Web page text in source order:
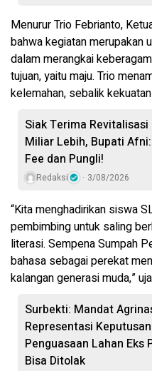
Menurur Trio Febrianto,
bahwa kegiatan merupakan
dalam merangkai
tujuan, yaitu maju. Trio
kelemahan, sebalik
Siak Terima Revitalisasi
Miliar Lebih, Bupati
Fee dan Pungli!
Redaksi 3/08/2026
“Kita menghadirikan siswa
pembimbing untuk saling
literasi. Sempena Sumpah
bahasa sebagai perekat
kalangan generasi muda,”
Surbekti: Mandat
Representasi
Penguasaan Lahan Eks
Bisa Ditolak